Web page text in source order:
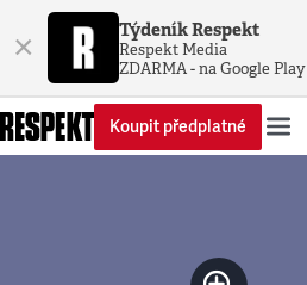
× Týdeník Respekt
Respekt Media
ZDARMA - na Google Play
Koupit předplatné